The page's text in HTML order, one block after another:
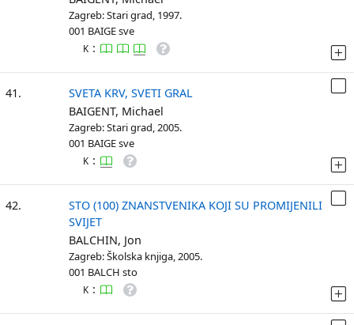
Zagreb: Stari grad, 1997.
001 BAIGE sve
K :
41.
SVETA KRV, SVETI GRAL
BAIGENT, Michael
Zagreb: Stari grad, 2005.
001 BAIGE sve
K :
42.
STO (100) ZNANSTVENIKA KOJI SU PROMIJENILI
SVIJET
BALCHIN, Jon
Zagreb: Školska knjiga, 2005.
001 BALCH sto
K :